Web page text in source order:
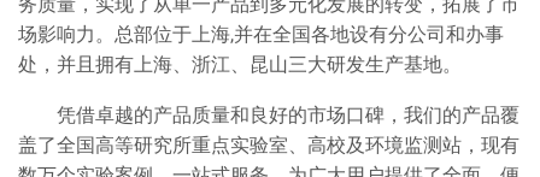
场影响力。总部位于上海,并在全国各地设有分公司和办事
处，并且拥有上海、浙江、昆山三大研发生产基地。
凭借卓越的产品质量和良好的市场口碑，我们的产品覆
盖了全国高等研究所重点实验室、高校及环境监测站，现有